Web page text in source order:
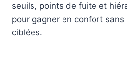
seuils, points de fuite et
pour gagner en confort sans
ciblées.